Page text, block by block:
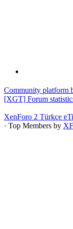
Community platform
[XGT] Forum
XenForo 2 Türkçe
· Top Members by